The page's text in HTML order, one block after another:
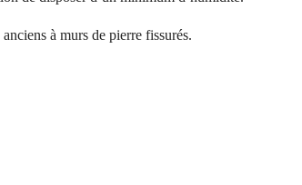
à murs de pierre fissurés.